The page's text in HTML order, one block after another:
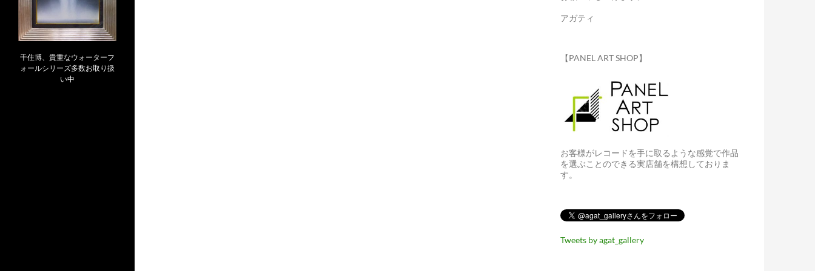
アガティ
【PANEL ART SHOP】
お客様がレコードを手に取るような感覚で作品
を選ぶことのできる実店舗を構想しておりま
す。
Tweets by agat_gallery
千住博、貴重なウォーターフ
ォールシリーズ多数お取り扱
い中